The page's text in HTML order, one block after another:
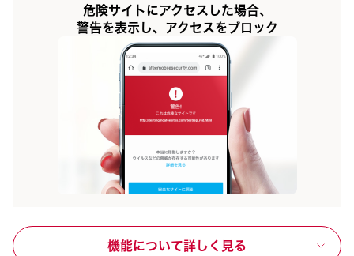
危険サイトにアクセスした場合、
警告を表示し、アクセスをブロック
機能について詳しく見る